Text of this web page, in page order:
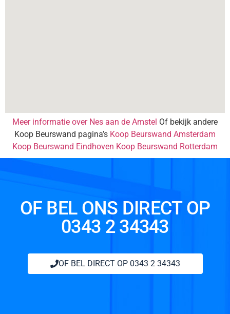
Meer informatie over Nes aan de Amstel Of bekijk andere
Koop Beurswand pagina’s Koop Beurswand Amsterdam
Koop Beurswand Eindhoven Koop Beurswand Rotterdam
OF BEL ONS DIRECT OP
0343 2 34343
OF BEL DIRECT OP 0343 2 34343